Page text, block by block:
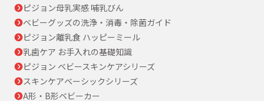
ピジョン母乳実感 哺乳びん
ベビーグッズの洗浄・消毒・除菌ガイド
ピジョン離乳食 ハッピーミール
乳歯ケア お手入れの基礎知識
ピジョン ベビースキンケアシリーズ
スキンケアベーシックシリーズ
A形・B形ベビーカー